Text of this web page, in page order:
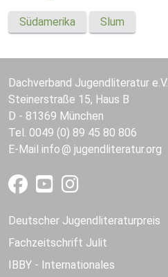
Südamerika Slum
Dachverband Jugendliteratur e.V.
Steinerstraße 15, Haus B
D - 81369 München
Tel. 0049 (0) 89 45 80 806
E-Mail info jugendliteratur.org
Deutscher Jugendliteraturpreis
Fachzeitschrift Julit
IBBY - Internationales